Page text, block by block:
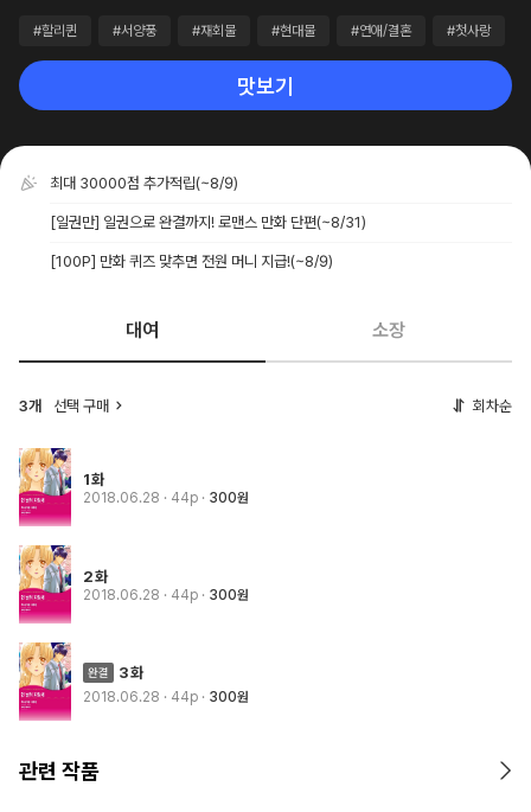
#할리퀸 #서양풍 #재회물 #현대물 #연애/결혼 #첫사랑
맛보기
최대 30000점 추가적립(~8/9)
[일권만] 일권으로 완결까지! 로맨스 만화 단편(~8/31)
[100P] 만화 퀴즈 맞추면 전원 머니 지급!(~8/9)
대여 소장
3개 선택 구매 회차순
1화
2018.06.28 · 44p 300원
2화
2018.06.28 · 44p 300원
3화
2018.06.28 · 44p 300원
관련 작품